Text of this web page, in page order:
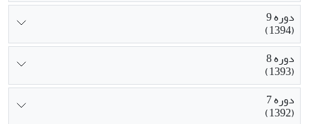
دوره 9
(1394)
دوره 8
(1393)
دوره 7
(1392)